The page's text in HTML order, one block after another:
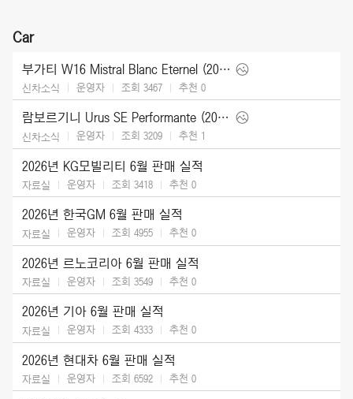
Car
부가티 W16 Mistral Blanc Eternel (2026)
신차소식 운영자 조회 3467 추천 0
람보르기니 Urus SE Performante (2027)
신차소식 운영자 조회 3209 추천 1
2026년 KG모빌리티 6월 판매 실적
자료실 운영자 조회 3418 추천 0
2026년 한국GM 6월 판매 실적
자료실 운영자 조회 4955 추천 0
2026년 르노코리아 6월 판매 실적
자료실 운영자 조회 3549 추천 0
2026년 기아 6월 판매 실적
자료실 운영자 조회 4333 추천 0
2026년 현대차 6월 판매 실적
자료실 운영자 조회 6592 추천 0